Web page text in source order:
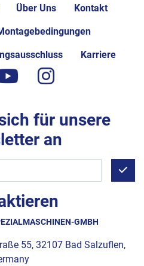
Über Uns Kontakt
Karriere
GMBH
55, 32107 Bad Salzuflen,
youtubeinstagram
für unsere
an